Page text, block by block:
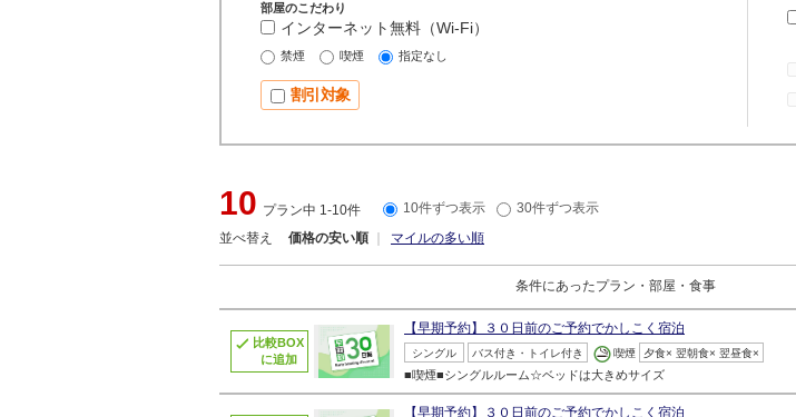
部屋のこだわり
インターネット無料（Wi-Fi）
禁煙 喫煙 指定なし
割引対象
10 プラン中 1-10件 10件ずつ表示
30件ずつ表示
並べ替え
価格の安い順 マイルの多い順
条件にあったプラン・部屋・食事
比較BOX
に追加
【早期予約】３０日前のご予約でかしこく宿泊
シングル バス付き・トイレ付き 喫煙 夕食× 翌朝食× 翌昼食×
■喫煙■シングルルーム☆ベッドは大きめサイズ
【早期予約】３０日前のご予約でかしこく宿泊